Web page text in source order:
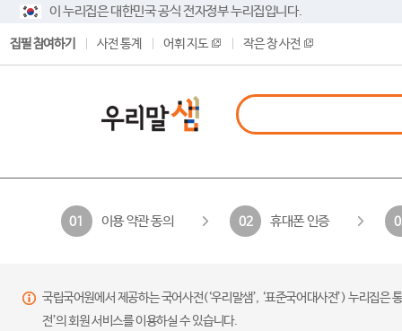
이 누리집은 대한민국 공식 전자정부 누리집입니다.
집필 참여하기 사전 통계 어휘 지도 작은 창 사전
01 이용 약관 동의 02 휴대폰 인증
국립국어원에서 제공하는 국어사전(‘우리말샘’, ‘표준국어대사전’) 누리집
전’의 회원 서비스를 이용하실 수 있습니다.